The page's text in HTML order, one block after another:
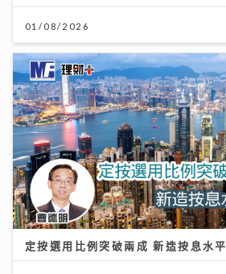
01/08/2026
定按選用比例突破兩成 新造按息水